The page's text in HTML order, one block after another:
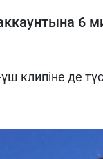
6
клипіне де